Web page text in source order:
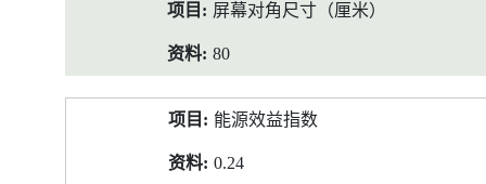
屏幕对角尺寸（厘米）
80
能源效益指数
0.24